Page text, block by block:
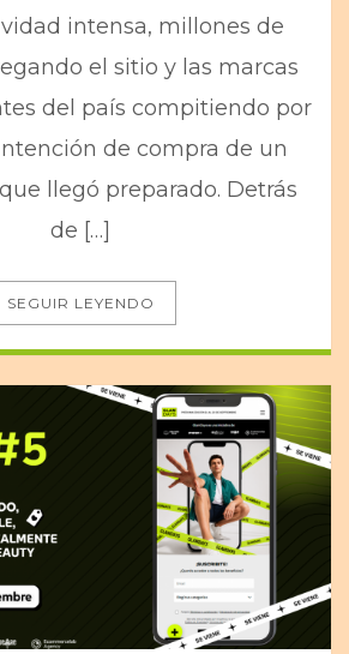
intensa, millones de
el sitio y las marcas
del país compitiendo por
de compra de un
llegó preparado. Detrás
de […]
SEGUIR LEYENDO